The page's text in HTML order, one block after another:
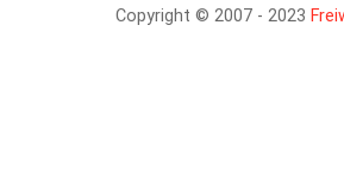
Copyright © 2007 - 2023